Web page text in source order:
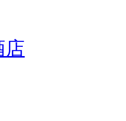
店